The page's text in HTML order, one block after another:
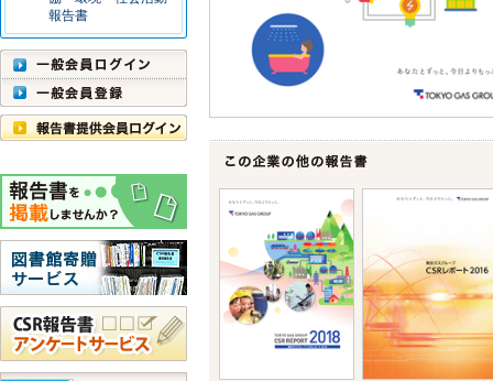
報告書